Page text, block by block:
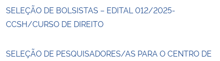
SELEÇÃO DE BOLSISTAS – EDITAL 012/2025-
CCSH/CURSO DE DIREITO
SELEÇÃO DE PESQUISADORES/AS PARA O CENTRO DE